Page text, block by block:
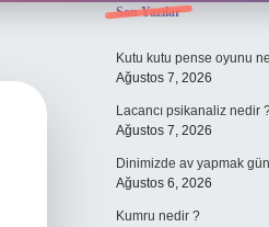
Sidebar
Son Yazılar
Kutu kutu pense oyunu
Ağustos 7, 2026
Lacancı psikanaliz nedir
Ağustos 7, 2026
Dinimizde av yapmak
Ağustos 6, 2026
Kumru nedir ?